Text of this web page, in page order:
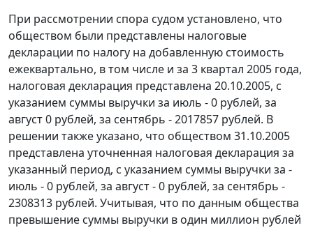
При рассмотрении спора судом установлено, что
обществом были представлены налоговые
декларации по налогу на добавленную стоимость
ежеквартально, в том числе и за 3 квартал 2005 года,
налоговая декларация представлена 20.10.2005, с
указанием суммы выручки за июль - 0 рублей, за
август 0 рублей, за сентябрь - 2017857 рублей. В
решении также указано, что обществом 31.10.2005
представлена уточненная налоговая декларация за
указанный период, с указанием суммы выручки за -
июль - 0 рублей, за август - 0 рублей, за сентябрь -
2308313 рублей. Учитывая, что по данным общества
превышение суммы выручки в один миллион рублей